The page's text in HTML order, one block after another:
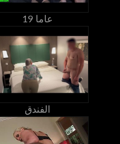
19 عاما
الفندق